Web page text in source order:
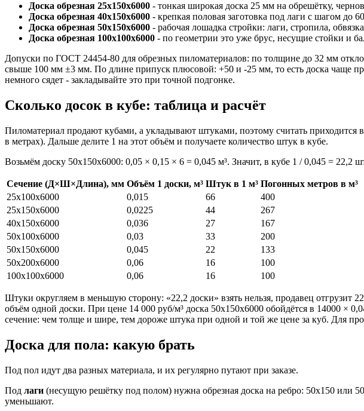
Доска обрезная 25х150х6000 - тонкая широкая доска 25 мм на обрешётку,
Доска обрезная 40х150х6000 - крепкая половая заготовка под лаги с шагом до
Доска обрезная 50х150х6000 - рабочая лошадка стройки: лаги, стропила,
Доска обрезная 100х100х6000 - по геометрии это уже брус, несущие стойки и
Допуски по ГОСТ 24454-80 для обрезных пиломатериалов: по толщине до 32 мм
свыше 100 мм ±3 мм. По длине припуск плюсовой: +50 и -25 мм, то есть доска чаще
немного сядет - закладывайте это при точной подгонке.
Сколько досок в кубе: таблица и расчёт
Пиломатериал продают кубами, а укладывают штуками, поэтому считать
в метрах). Дальше делите 1 на этот объём и получаете количество штук в кубе.
Возьмём доску 50х150х6000: 0,05 × 0,15 × 6 = 0,045 м³. Значит, в кубе 1 / 0,045 = 22,2
Сечение (Д×Ш×Длина), мм Объём 1 доски, м³ Штук в 1 м³ Погонных метров в м³
25х100х6000
0,015 66
400
25х150х6000
0,0225 44
267
40х150х6000
0,036 27
167
50х100х6000
0,03 33
200
50х150х6000
0,045 22
133
50х200х6000
0,06 16
100
100х100х6000
0,06 16 100
Штуки округляем в меньшую сторону: «22,2 доски» взять нельзя, продавец отгрузит
объём одной доски. При цене 14 000 руб/м³ доска 50х150х6000 обойдётся в 14000 ×
сечение: чем толще и шире, тем дороже штука при одной и той же цене за куб. Для
Доска для пола: какую брать
Под пол идут два разных материала, и их регулярно путают при заказе.
Под лаги (несущую решётку под полом) нужна обрезная доска на ребро: 50х150 или
уменьшают.